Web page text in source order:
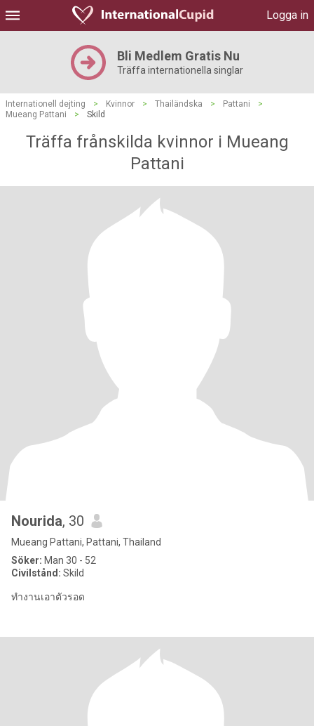
Logga in
Bli Medlem Gratis Nu
Träffa internationella singlar
Internationell dejting > Kvinnor > Thailändska > Pattani
>
Mueang Pattani
> Skild
Träffa frånskilda kvinnor i Mueang
Pattani
Nourida, 30
Mueang Pattani, Pattani, Thailand
Söker: Man 30 - 52
Civilstånd: Skild
ทำงานเอาตัวรอด